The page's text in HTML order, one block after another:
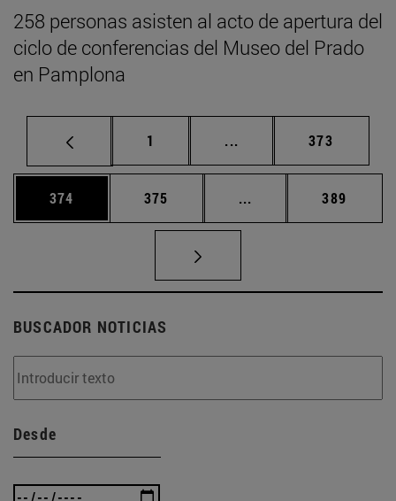
258 personas asisten al acto de apertura del
ciclo de conferencias del Museo del Prado
en Pamplona
Página
1 ... Páginas intermedias
Página
373
Página
374 Página
375 ... Páginas intermedias
Página
389
BUSCADOR NOTICIAS
Desde